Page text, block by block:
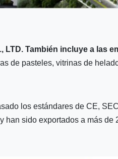
LTD. También incluye a
de pasteles, vitrinas de
los estándares de CE,
han sido exportados a más